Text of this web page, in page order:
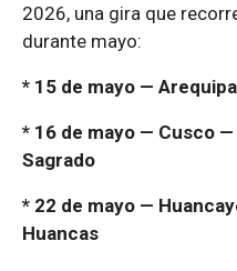
2026, una gira que
durante mayo:
* 15 de mayo —
* 16 de mayo — Cusco —
Sagrado
* 22 de mayo —
Huancas